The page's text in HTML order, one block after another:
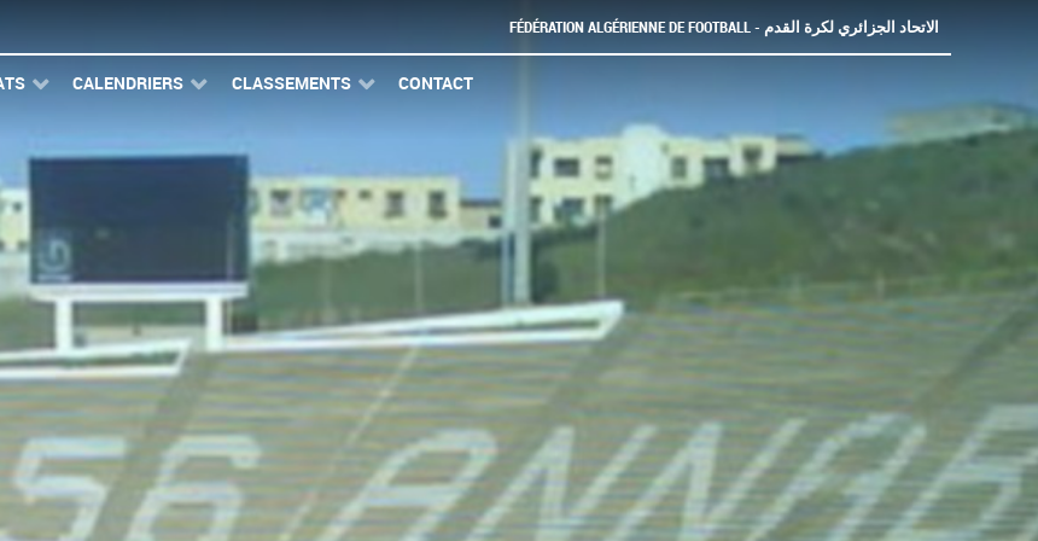
FÉDÉRATION ALGÉRIENNE DE FOOTBALL - الاتحاد الجزائري لكرة القدم
CALENDRIERS CLASSEMENTS CONTACT